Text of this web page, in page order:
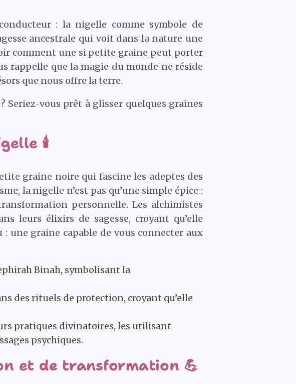
: la nigelle comme symbole de
ancestrale qui voit dans la nature une
comment une si petite graine peut porter
rappelle que la magie du monde ne réside
que nous offre la terre.
Seriez-vous prêt à glisser quelques graines
🕯️
graine noire qui fascine les adeptes des
la nigelle n’est pas qu’une simple épice :
personnelle. Les alchimistes
leurs élixirs de sagesse, croyant qu’elle
une graine capable de vous connecter aux
Binah, symbolisant la
des rituels de protection, croyant qu’elle
pratiques divinatoires, les utilisant
psychiques.
et de transformation 💪